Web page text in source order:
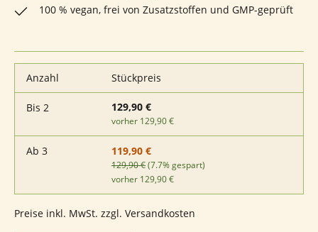
100 % vegan, frei von Zusatzstoffen und GMP-geprüft
Anzahl Stückpreis
Bis 2 129,90 €
vorher 129,90 €
Ab 3 119,90 €
129,90 €(7.7% gespart)
vorher 129,90 €
Preise inkl. MwSt. zzgl. Versandkosten